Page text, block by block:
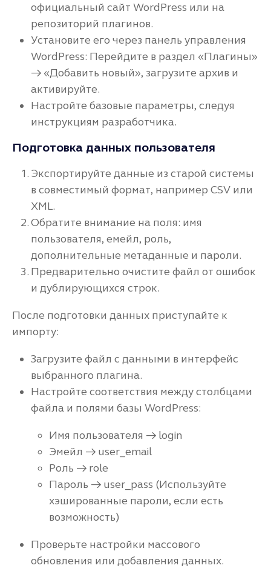
официальный сайт WordPress или на
репозиторий плагинов.
Установите его через панель управления
WordPress: Перейдите в раздел «Плагины»
→ «Добавить новый», загрузите архив и
активируйте.
Настройте базовые параметры, следуя
инструкциям разработчика.
Подготовка данных пользователя
Экспортируйте данные из старой системы
в совместимый формат, например CSV или
XML.
Обратите внимание на поля: имя
пользователя, емейл, роль,
дополнительные метаданные и пароли.
Предварительно очистите файл от ошибок
и дублирующихся строк.
После подготовки данных приступайте к
импорту:
Загрузите файл с данными в интерфейс
выбранного плагина.
Настройте соответствия между столбцами
файла и полями базы WordPress:
Имя пользователя → login
Эмейл → user_email
Роль → role
Пароль → user_pass (Используйте
хэшированные пароли, если есть
возможность)
Проверьте настройки массового
обновления или добавления данных.